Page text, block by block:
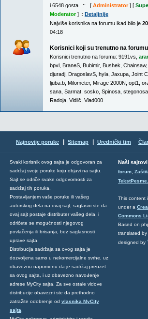
i 6548 gosta :: [ Administrator] [
Moderator] :: Detaljnije
Najviše korisnika na forumu ikad bilo je
04:18
Korisnici koji su trenutno na
Korisnici trenutno na forumu: 9191vs
bpvl BraneS Bubimir, Bushek Chainsaw,
djuradj DragoslavS hyla Jaxupa Joint
ljuba.b Milometer, Mirage 2000N opt1
sana Sarmat sosko Spinosa stegonosa
Radoja Vidlič Vlad000
Najnovije poruke Sitemap Urednički tim
Svaki korisnik ovog sajta je odgovoran za
sadržaj svoje poruke koju objavi na sajtu.
Sajt se odriče svake odgovornosti za
sadržaj tih poruka.
Postavljanjem vaše poruke ili vašeg
autorskog dela na ovaj sajt, saglasni ste da
ovaj sajt postaje distributer vašeg dela, i
odričete se mogućnosti njegovog
povlačenja ili brisanja, bez saglasnosti
uprave sajta.
Distribucija sadržaja sa ovog sajta je
dozvoljena samo u nekomercijalne svrhe, uz
obaveznu napomenu da je sadržaj preuzet
sa ovog sajta, i uz obavezno navođenje
adrese MyCity sajta. Za sve ostale vidove
distribucije obavezni ste da prethodno
zatražite odobrenje od vlasnika MyCity
sajta
Naši
forum,
This content
under a
Commons
Based on
translated by
designed by